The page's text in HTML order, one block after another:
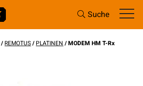
Suche
/REMOTUS/PLATINEN / MODEM HM T-Rx